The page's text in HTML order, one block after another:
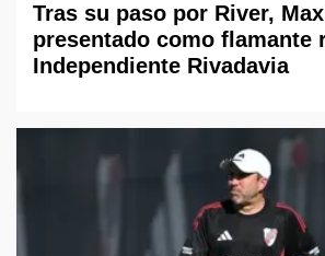
Tras su paso por River,
presentado como flamante
Independiente Rivadavia